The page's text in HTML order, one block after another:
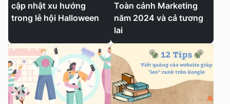
cập nhật xu hướng
trong lễ hội Halloween
Toàn cảnh Marketing
năm 2024 và cả tương
lai